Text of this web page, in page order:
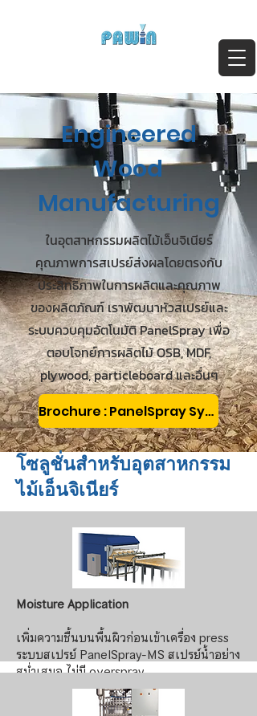
Engineered
Wood
Manufacturing
ในอุตสาหกรรมผลิตไม้เอ็นจิเนียร์
คุณภาพการสเปรย์ส่งผลโดยตรงกับ
ประสิทธิภาพในการผลิตและคุณภาพ
ของผลิตภัณฑ์ เราพัฒนาหัวสเปรย์และ
ระบบควบคุมอัตโนมัติ PanelSpray เพื่อ
ตอบโจทย์การผลิตไม้ OSB, MDF,
plywood, particleboard และอื่นๆ
Brochure : PanelSpray Systems
โซลูชั่นสำหรับอุตสาหกรรม
ไม้เอ็นจิเนียร์
Moisture Application
เพิ่มความชื้นบนพื้นผิวก่อนเข้าเครื่อง press
ระบบสเปรย์ PanelSpray-MS สเปรย์น้ำอย่าง
สม่ำเสมอ ไม่มี overspray
ข้อมูลเพิ่มเติม >>